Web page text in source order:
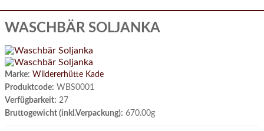
WASCHBÄR SOLJANKA
Marke: Wildererhütte Kade
Produktcode: WBS0001
Verfügbarkeit: 27
Bruttogewicht (inkl.Verpackung): 670.00g